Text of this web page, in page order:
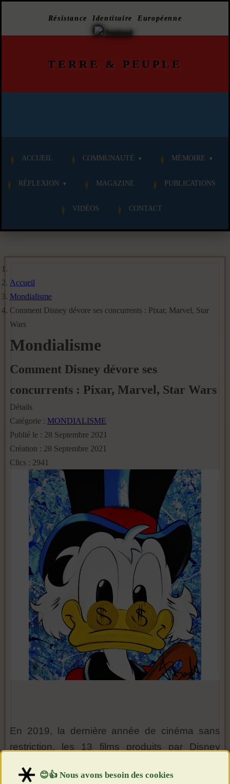
Résistance Identitaire Européenne
TERRE & PEUPLE
ACCUEIL COMMUNAUTÉ MÉMOIRE
RÉFLEXION MAGAZINE PUBLICATIONS
VIDÉOS CONTACT
Accueil
Mondialisme
Comment Disney dévore ses concurrents : Pixar, Marvel, Star
Wars
Mondialisme
Comment Disney dévore ses
concurrents : Pixar, Marvel, Star Wars
Détails
Catégorie : MONDIALISME
Publié le : 28 Septembre 2021
Création : 28 Septembre 2021
Clics : 2941
En 2019, la dernière année de cinéma sans
restriction, les 13 films produits par Disney
américain. Et ce n'est pas une situation